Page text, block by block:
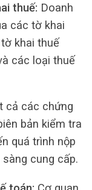
thuế: Doanh
các tờ khai
khai thuế
các loại thuế
cả các chứng
bản kiểm tra
quá trình nộp
cung cấp.